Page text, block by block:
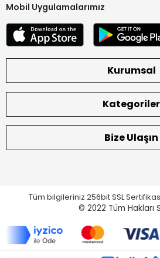
Mobil Uygulamalarımız
Kurumsal
Kategoriler
Bize Ulaşın
Tüm bilgileriniz 256bit SSL
© 2022 Tüm Hakları